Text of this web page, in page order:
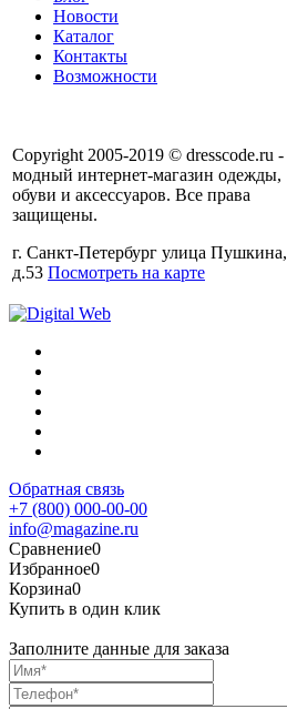
Новости
Каталог
Контакты
Возможности
Copyright 2005-2019 © dresscode.ru -
модный интернет-магазин одежды,
обуви и аксессуаров. Все права
защищены.
г. Санкт-Петербург улица Пушкина,
д.53 Посмотреть на карте
Обратная связь
+7 (800) 000-00-00
info@magazine.ru
Сравнение0
Избранное0
Корзина0
Купить в один клик
Заполните данные для заказа